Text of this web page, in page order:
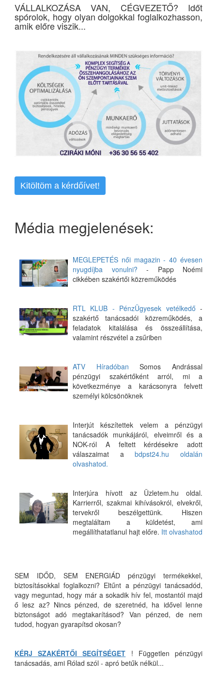
VÁLLALKOZÁSA VAN, CÉGVEZETŐ? Időt
spórolok, hogy olyan dolgokkal foglalkozhasson,
amik előre viszik...
Kitöltöm a kérdőívet!
Média megjelenések:
MEGLEPETÉS női magazin - 40 évesen
nyugdíjba vonulni? - Papp Noémi
cikkében szakértői közreműködés
RTL KLUB - PénzÜgyesek vetélkedő -
szakértő tanácsadói közreműködés, a
feladatok kitalálása és összeállítása,
valamint részvétel a zsűriben
ATV Híradóban Somos Andrással
pénzügyi szakértőként arról, mi a
következménye a karácsonyra felvett
személyi kölcsönöknek
Interjút készítettek velem a pénzügyi
tanácsadók munkájáról, elveimről és a
NOK-ról A feltett kérdésekre adott
válaszaimat abdpst24.hu oldalán
olvashatod.
Interjúra hívott az Üzletem.hu oldal.
Karrierről, szakmai kihívásokról, elvekről,
tervekről beszélgettünk. Hiszen
megtaláltam a küldetést, ami
megállíthatatlanul hajt előre. Itt olvashatod
SEM IDŐD, SEM ENERGIÁD pénzügyi termékekkel,
biztosításokkal foglalkozni? Eltűnt a pénzügyi tanácsadód,
vagy meguntad, hogy már a sokadik hív fel, mostantól majd
ő lesz az? Nincs pénzed, de szeretnéd, ha idővel lenne
biztonságot adó megtakarításod? Van pénzed, de nem
tudod, hogyan gyarapítsd okosan?
KÉRJ SZAKÉRTŐI SEGÍTSÉGET ! Független pénzügyi
tanácsadás, ami Rólad szól - apró betűk nélkül...